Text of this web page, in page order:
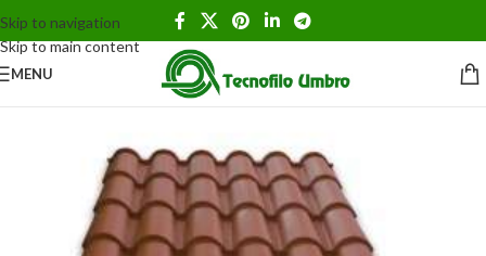
Skip to navigation
Skip to main content
MENU